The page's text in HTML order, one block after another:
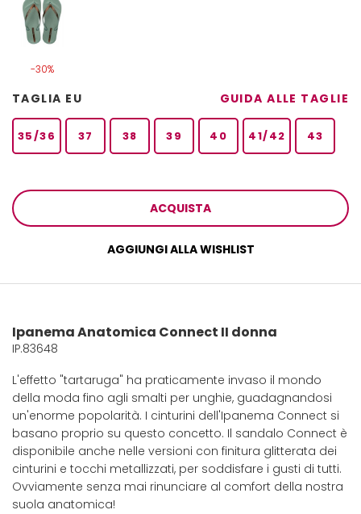
-30%
TAGLIA EU GUIDA ALLE TAGLIE
35/36 37 38 39 40 41/42 43
ACQUISTA
AGGIUNGI ALLA WISHLIST
Ipanema Anatomica Connect II donna
IP.83648
L'effetto "tartaruga" ha praticamente invaso il mondo
della moda fino agli smalti per unghie, guadagnandosi
un'enorme popolarità. I cinturini dell'Ipanema Connect si
basano proprio su questo concetto. Il sandalo Connect è
disponibile anche nelle versioni con finitura glitterata dei
cinturini e tocchi metallizzati, per soddisfare i gusti di tutti.
Ovviamente senza mai rinunciare al comfort della nostra
suola anatomica!